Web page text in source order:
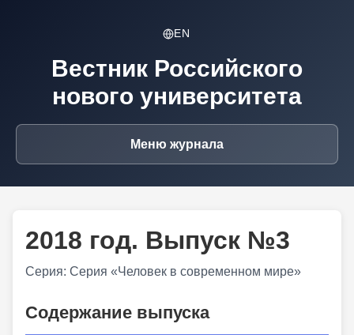
EN
Вестник Российского
нового университета
Меню журнала
2018 год. Выпуск №3
Серия: Серия «Человек в современном мире»
Содержание выпуска